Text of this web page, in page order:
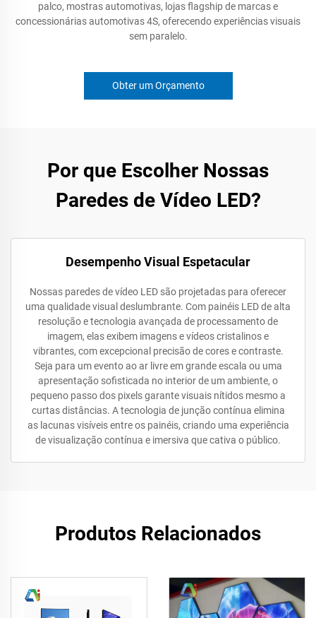
palco, mostras automotivas, lojas flagship de marcas e
concessionárias automotivas 4S, oferecendo experiências visuais
sem paralelo.
Obter um Orçamento
Por que Escolher Nossas
Paredes de Vídeo LED?
Desempenho Visual Espetacular
Nossas paredes de vídeo LED são projetadas para oferecer
uma qualidade visual deslumbrante. Com painéis LED de alta
resolução e tecnologia avançada de processamento de
imagem, elas exibem imagens e vídeos cristalinos e
vibrantes, com excepcional precisão de cores e contraste.
Seja para um evento ao ar livre em grande escala ou uma
apresentação sofisticada no interior de um ambiente, o
pequeno passo dos pixels garante visuais nítidos mesmo a
curtas distâncias. A tecnologia de junção contínua elimina
as lacunas visíveis entre os painéis, criando uma experiência
de visualização contínua e imersiva que cativa o público.
Produtos Relacionados